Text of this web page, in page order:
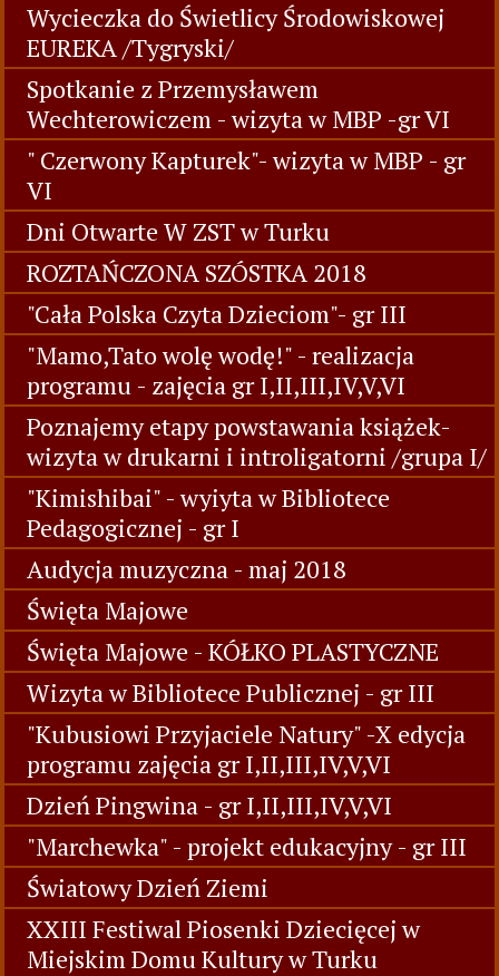
Wycieczka do Świetlicy Środowiskowej
EUREKA /Tygryski/
Spotkanie z Przemysławem
Wechterowiczem - wizyta w MBP -gr VI
" Czerwony Kapturek"- wizyta w MBP - gr
VI
Dni Otwarte W ZST w Turku
ROZTAŃCZONA SZÓSTKA 2018
"Cała Polska Czyta Dzieciom"- gr III
"Mamo,Tato wolę wodę!" - realizacja
programu - zajęcia gr I,II,III,IV,V,VI
Poznajemy etapy powstawania książek-
wizyta w drukarni i introligatorni /grupa I/
"Kimishibai" - wyiyta w Bibliotece
Pedagogicznej - gr I
Audycja muzyczna - maj 2018
Święta Majowe
Święta Majowe - KÓŁKO PLASTYCZNE
Wizyta w Bibliotece Publicznej - gr III
"Kubusiowi Przyjaciele Natury" -X edycja
programu zajęcia gr I,II,III,IV,V,VI
Dzień Pingwina - gr I,II,III,IV,V,VI
"Marchewka" - projekt edukacyjny - gr III
Światowy Dzień Ziemi
XXIII Festiwal Piosenki Dziecięcej w
Miejskim Domu Kultury w Turku